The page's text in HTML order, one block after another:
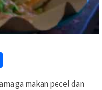
ga makan pecel dan